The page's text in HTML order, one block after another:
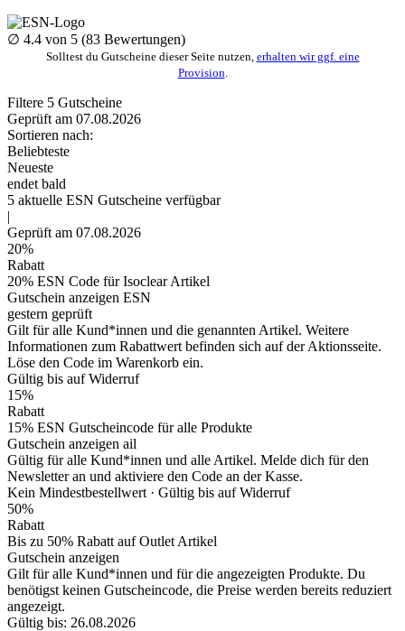
∅ 4.4 von 5 (83 Bewertungen)
Solltest du Gutscheine dieser Seite nutzen, erhalten wir ggf. eine
Provision
Filtere 5 Gutscheine
Geprüft am 07.08.2026
Sortieren nach:
Beliebteste
Neueste
endet bald
5 aktuelle ESN Gutscheine verfügbar
|
Geprüft am 07.08.2026
20%
Rabatt
20% ESN Code für Isoclear Artikel
Gutschein anzeigen ESN
gestern geprüft
Gilt für alle Kund*innen und die genannten Artikel. Weitere
Informationen zum Rabattwert befinden sich auf der Aktionsseite.
Löse den Code im Warenkorb ein.
Gültig bis auf Widerruf
15%
Rabatt
15% ESN Gutscheincode für alle Produkte
Gutschein anzeigen ail
Gültig für alle Kund*innen und alle Artikel. Melde dich für den
Newsletter an und aktiviere den Code an der Kasse.
Kein Mindestbestellwert · Gültig bis auf Widerruf
50%
Rabatt
Bis zu 50% Rabatt auf Outlet Artikel
Gutschein anzeigen
Gilt für alle Kund*innen und für die angezeigten Produkte. Du
benötigst keinen Gutscheincode, die Preise werden bereits reduziert
angezeigt.
Gültig bis: 26.08.2026